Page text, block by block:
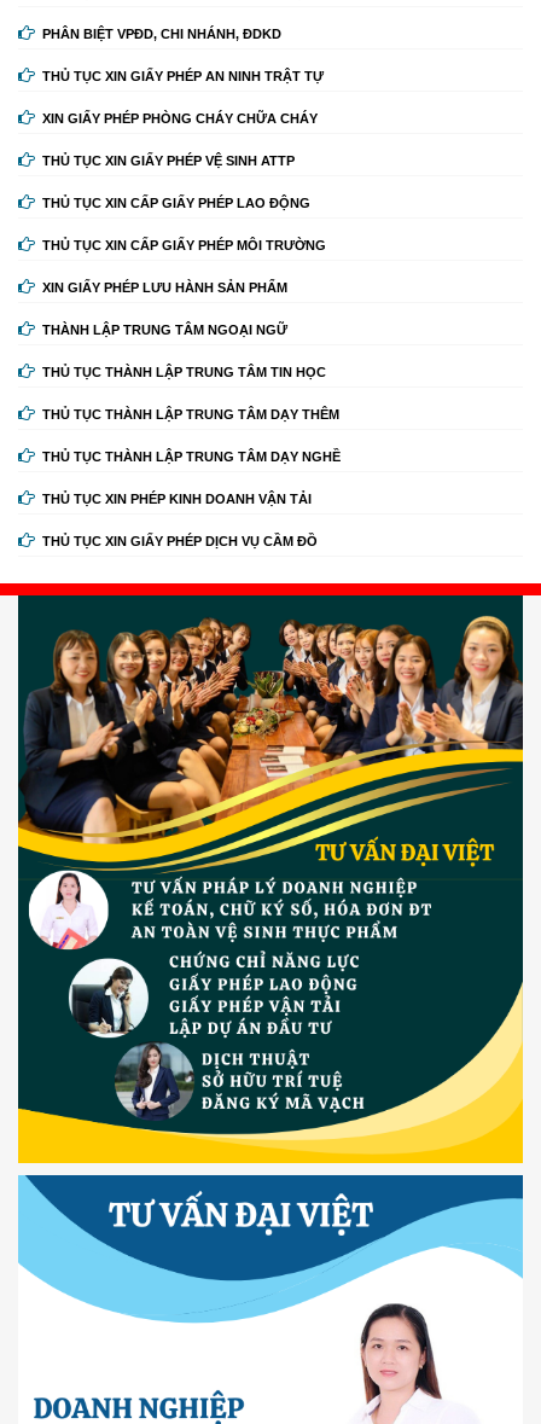
PHÂN BIỆT VPĐD, CHI NHÁNH, ĐDKD
THỦ TỤC XIN GIẤY PHÉP AN NINH TRẬT TỰ
XIN GIẤY PHÉP PHÒNG CHÁY CHỮA CHÁY
THỦ TỤC XIN GIẤY PHÉP VỆ SINH ATTP
THỦ TỤC XIN CẤP GIẤY PHÉP LAO ĐỘNG
THỦ TỤC XIN CẤP GIẤY PHÉP MÔI TRƯỜNG
XIN GIẤY PHÉP LƯU HÀNH SẢN PHẨM
THÀNH LẬP TRUNG TÂM NGOẠI NGỮ
THỦ TỤC THÀNH LẬP TRUNG TÂM TIN HỌC
THỦ TỤC THÀNH LẬP TRUNG TÂM DẠY THÊM
THỦ TỤC THÀNH LẬP TRUNG TÂM DẠY NGHỀ
THỦ TỤC XIN PHÉP KINH DOANH VẬN TẢI
THỦ TỤC XIN GIẤY PHÉP DỊCH VỤ CẦM ĐỒ